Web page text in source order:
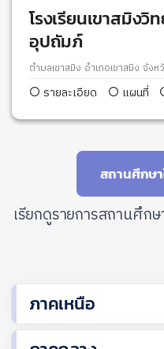
โรงเรียนเขาสมิง
อุปถัมภ์
ตำบลเขาสมิง อำเภอเขาสมิง จัง
รายละเอียด แผนที่
สถานศึกษ
เรียกดูรายการสถานศึก
ภาคเหนือ